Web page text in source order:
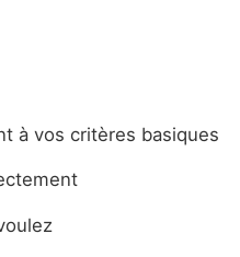
à vos critères basiques